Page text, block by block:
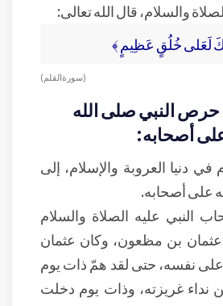
والسلام، قال الله تعالى:
لَعَلى خُلُقٍ عَظِيمٍ ﴾
( سورة القلم )
النبي صلى الله
أصحابه:
في دنيا العروبة والإسلام، إلى
أصحابه.
النبي عليه الصلاة والسلام
بن مظعون، وكان عثمان
نفسه، حتى لقد همّ ذات يوم
نداء غريزته، وذات يوم دخلت